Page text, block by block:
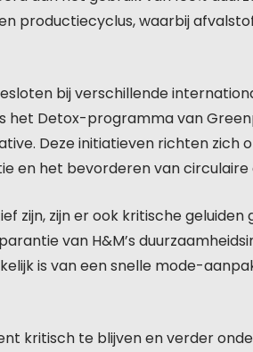
productiecyclus, waarbij
bij verschillende
het Detox-programma van
Deze initiatieven richten
en het bevorderen van
zijn, zijn er ook kritische
van H&M’s
is van een snelle mode-
kritisch te blijven en verder